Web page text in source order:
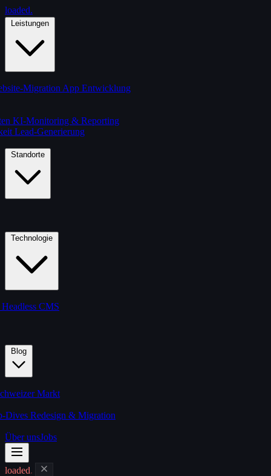
loaded.
Migration App Entwicklung
KI-Monitoring & Reporting
Lead-Generierung
Headless CMS
Markt
Dives Redesign & Migration
Über unsJobs
loaded.